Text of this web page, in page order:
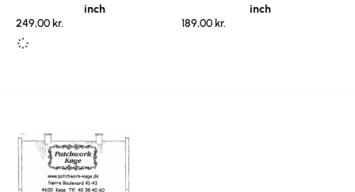
inch
249,00 kr.
inch
189,00 kr.